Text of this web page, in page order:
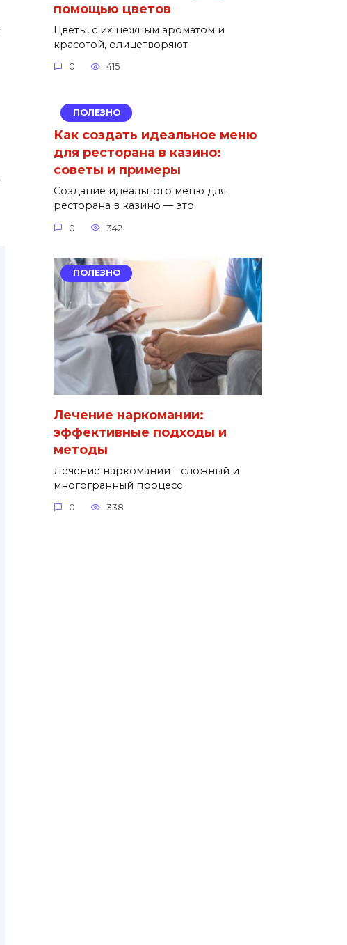
помощью цветов
Цветы, с их нежным ароматом и
красотой, олицетворяют
0 415
ПОЛЕЗНО
Как создать идеальное меню
для ресторана в казино:
советы и примеры
Создание идеального меню для
ресторана в казино — это
0 342
ПОЛЕЗНО
Лечение наркомании:
эффективные подходы и
методы
Лечение наркомании – сложный и
многогранный процесс
0 338